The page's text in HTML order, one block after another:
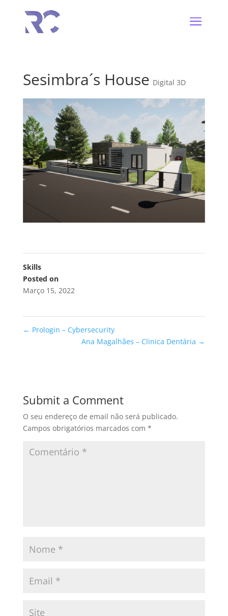
Sesimbra´s House Digital 3D
Skills
Posted on
Março 15, 2022
← Prologin – Cybersecurity
Ana Magalhães – Clinica Dentária →
Submit a Comment
O seu endereço de email não será publicado.
Campos obrigatórios marcados com *